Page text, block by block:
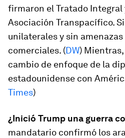
firmaron el Tratado Integral
Asociación Transpacífico.
unilaterales y sin
comerciales. (DW)
cambio de enfoque de la
estadounidense con
Times)
¿Inició Trump una guerra
mandatario confirmó los